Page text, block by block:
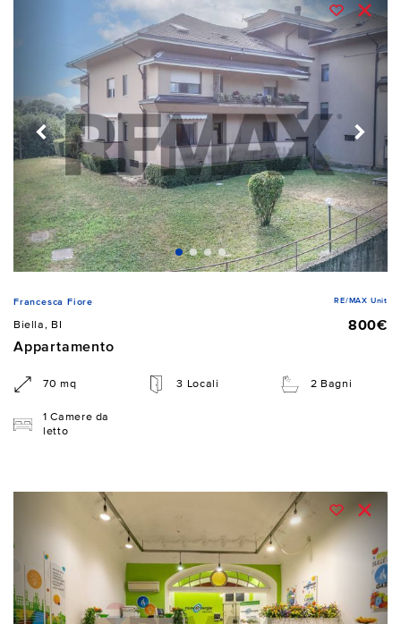
Francesca Fiore RE/MAX Unit
Biella, BI
800€
Appartamento
70 mq 3 Locali 2 Bagni
1 Camere da
letto